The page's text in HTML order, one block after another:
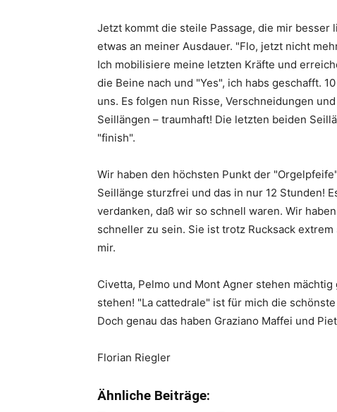
Jetzt kommt die steile Passage, die mir
etwas an meiner Ausdauer. "Flo, jetzt nicht
Ich mobilisiere meine letzten Kräfte und
die Beine nach und "Yes", ich habs geschafft.
uns. Es folgen nun Risse, Verschneidungen
Seillängen – traumhaft! Die letzten beiden
"finish".
Wir haben den höchsten Punkt der
Seillänge sturzfrei und das in nur 12 Stunden!
verdanken, daß wir so schnell waren. Wir
schneller zu sein. Sie ist trotz Rucksack
mir.
Civetta, Pelmo und Mont Agner stehen
stehen! "La cattedrale" ist für mich die
Doch genau das haben Graziano Maffei und
Florian Riegler
Ähnliche Beiträge: